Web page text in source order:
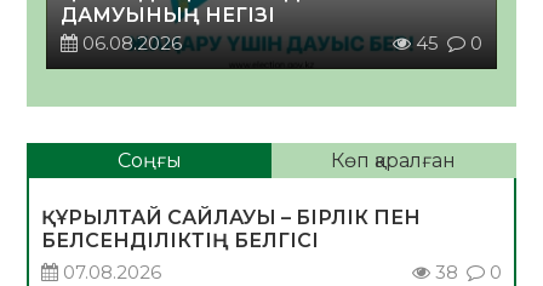
ДАМУЫНЫҢ НЕГІЗІ
06.08.2026
45 0
Соңғы Көп қаралған
ҚҰРЫЛТАЙ САЙЛАУЫ – БІРЛІК ПЕН
БЕЛСЕНДІЛІКТІҢ БЕЛГІСІ
07.08.2026
38 0